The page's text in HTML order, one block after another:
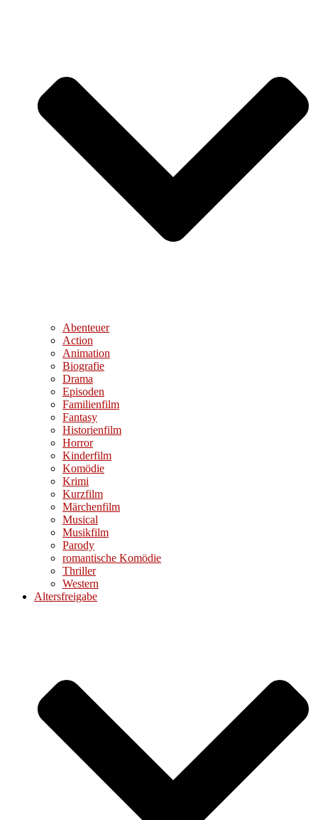
Abenteuer
Action
Animation
Biografie
Drama
Episoden
Familienfilm
Fantasy
Historienfilm
Horror
Kinderfilm
Komödie
Krimi
Kurzfilm
Märchenfilm
Musical
Musikfilm
Parody
romantische Komödie
Thriller
Western
Altersfreigabe